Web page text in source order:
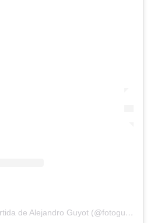
Una publicación compartida de Alejandro Guyot (@fotoguyot)